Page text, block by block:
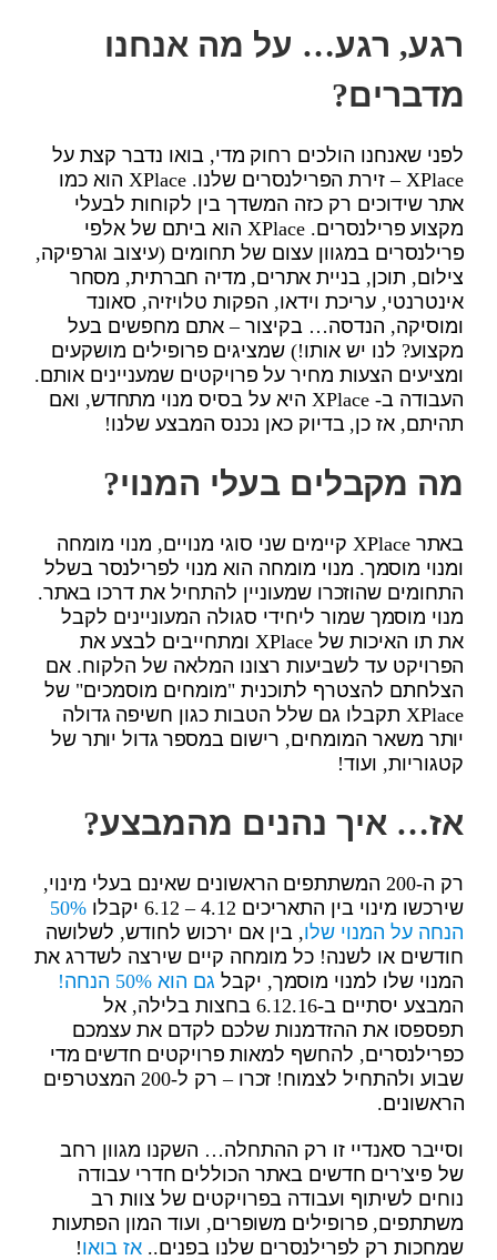
רגע, רגע… על מה אנחנו
מדברים?
לפני שאנחנו הולכים רחוק מדי, בואו נדבר קצת על
XPlace – זירת הפרילנסרים שלנו. XPlace הוא כמו
אתר שידוכים רק כזה המשדך בין לקוחות לבעלי
מקצוע פרילנסרים. XPlace הוא ביתם של אלפי
פרילנסרים במגוון עצום של תחומים (עיצוב וגרפיקה,
צילום, תוכן, בניית אתרים, מדיה חברתית, מסחר
אינטרנטי, עריכת וידאו, הפקות טלויזיה, סאונד
ומוסיקה, הנדסה… בקיצור – אתם מחפשים בעל
מקצוע? לנו יש אותו!) שמציגים פרופילים מושקעים
ומציעים הצעות מחיר על פרויקטים שמעניינים אותם.
העבודה ב- XPlace היא על בסיס מנוי מתחדש, ואם
תהיתם, אז כן, בדיוק כאן נכנס המבצע שלנו!
מה מקבלים בעלי המנוי?
באתר XPlace קיימים שני סוגי מנויים, מנוי מומחה
ומנוי מוסמך. מנוי מומחה הוא מנוי לפרילנסר בשלל
התחומים שהוזכרו שמעוניין להתחיל את דרכו באתר.
מנוי מוסמך שמור ליחידי סגולה המעוניינים לקבל
את תו האיכות של XPlace ומתחייבים לבצע את
הפרויקט עד לשביעות רצונו המלאה של הלקוח. אם
הצלחתם להצטרף לתוכנית "מומחים מוסמכים" של
XPlace תקבלו גם שלל הטבות כגון חשיפה גדולה
יותר משאר המומחים, רישום במספר גדול יותר של
קטגוריות, ועוד!
אז… איך נהנים מהמבצע?
רק ה-200 המשתתפים הראשונים שאינם בעלי מינוי,
שירכשו מינוי בין התאריכים 4.12 – 6.12 יקבלו
50%
הנחה על המנוי שלו, בין אם ירכוש לחודש, לשלושה
חודשים או לשנה! כל מומחה קיים שירצה לשדרג את
המנוי שלו למנוי מוסמך, יקבל גם הוא 50% הנחה!
המבצע יסתיים ב-6.12.16 בחצות בלילה, אל
תפספסו את ההזדמנות שלכם לקדם את עצמכם
כפרילנסרים, להחשף למאות פרויקטים חדשים מדי
שבוע ולהתחיל לצמוח! זכרו – רק ל-200 המצטרפים
הראשונים.
וסייבר סאנדיי זו רק ההתחלה… השקנו מגוון רחב
של פיצ'רים חדשים באתר הכוללים חדרי עבודה
נוחים לשיתוף ועבודה בפרויקטים של צוות רב
משתתפים, פרופילים משופרים, ועוד המון הפתעות
שמחכות רק לפרילנסרים שלנו בפנים.. אז בואו!